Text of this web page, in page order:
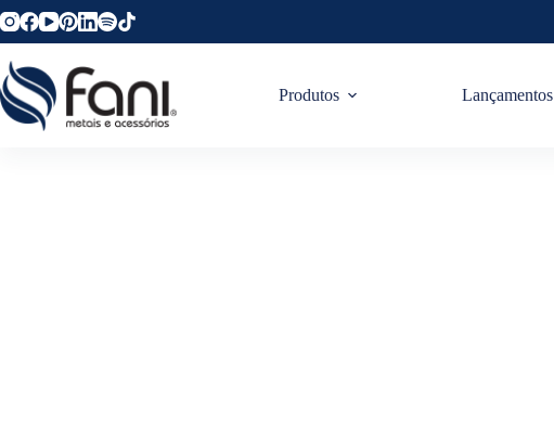
Produtos Lançamentos